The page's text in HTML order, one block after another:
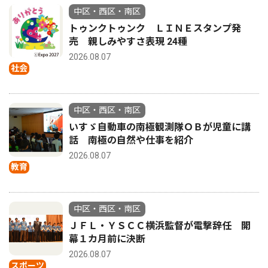
社会
中区・西区・南区
トゥンクトゥンク ＬＩＮＥスタンプ発
売 親しみやすさ表現 24種
2026.08.07
教育
中区・西区・南区
いすゞ自動車の南極観測隊ＯＢが児童に講
話 南極の自然や仕事を紹介
2026.08.07
スポーツ
中区・西区・南区
ＪＦＬ・ＹＳＣＣ横浜監督が電撃辞任 開
幕１カ月前に決断
2026.08.07